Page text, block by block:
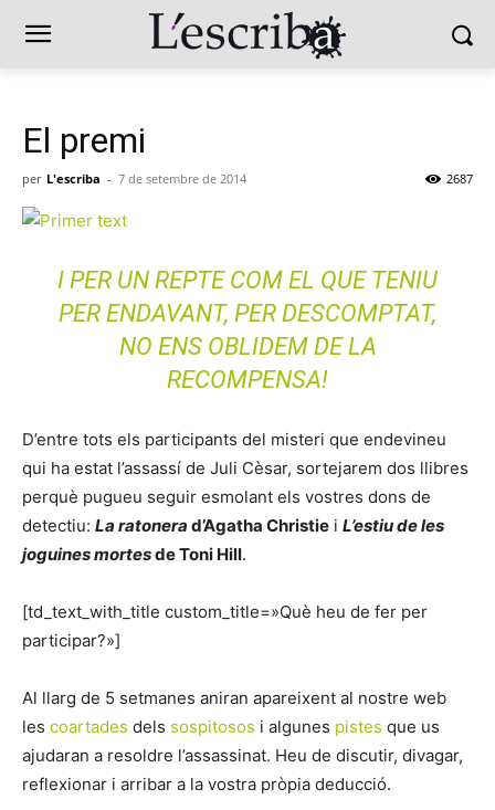
El premi
per L'escriba - 7 de setembre de 2014 2687
I PER UN REPTE COM EL QUE TENIU
PER ENDAVANT, PER DESCOMPTAT,
NO ENS OBLIDEM DE LA
RECOMPENSA!
D’entre tots els participants del misteri que endevineu
qui ha estat l’assassí de Juli Cèsar, sortejarem dos llibres
perquè pugueu seguir esmolant els vostres dons de
detectiu: La ratonera d’Agatha Christie i L’estiu de les
joguines mortesde Toni Hill.
[td_text_with_title custom_title=»Què heu de fer per
participar?»]
Al llarg de 5 setmanes aniran apareixent al nostre web
les coartades dels sospitosos i algunes pistes que us
ajudaran a resoldre l’assassinat. Heu de discutir, divagar,
reflexionar i arribar a la vostra pròpia deducció.